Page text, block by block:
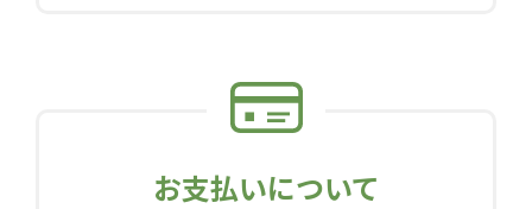
お支払いについて